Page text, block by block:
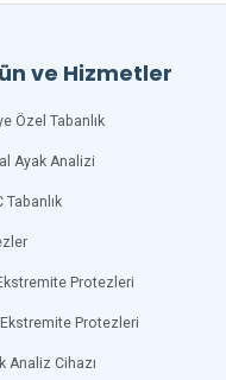
ve Hizmetler
Özel Tabanlık
Ayak Analizi
Tabanlık
Protezleri
Protezleri
Analiz Cihazı